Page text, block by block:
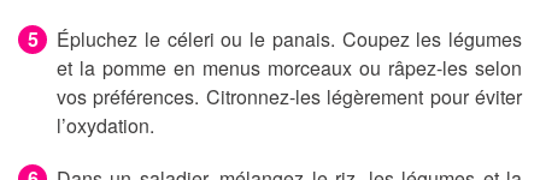
Épluchez le céleri ou le panais. Coupez les légumes
et la pomme en menus morceaux ou râpez-les selon
vos préférences. Citronnez-les légèrement pour éviter
l’oxydation.